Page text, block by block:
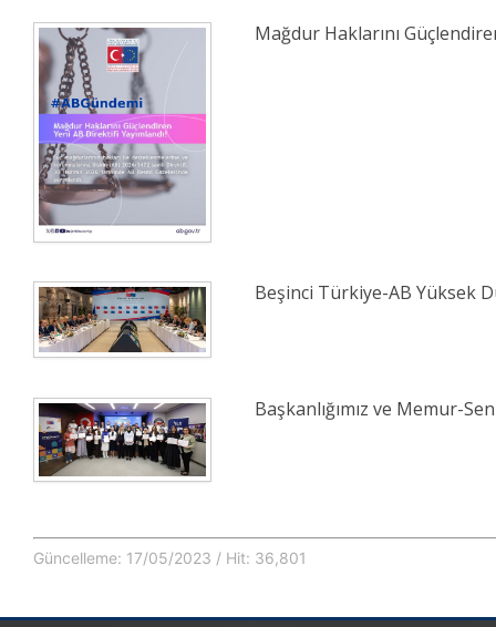
Mağdur Haklarını
Beşinci Türkiye-AB Yüksek
Başkanlığımız ve Memur-
Güncelleme: 17/05/2023 / Hit: 36,801